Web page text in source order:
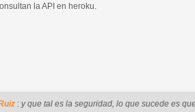
la API en heroku.
: y que tal es la seguridad, lo que sucede es